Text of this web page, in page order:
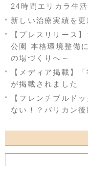
24時間エリカラ生
新しい治療実績を更
【プレスリリース
公園 本格環境整備
の場づくりへ～
【メディア掲載】
が掲載されました
【フレンチブルド
ない！？バリカン後